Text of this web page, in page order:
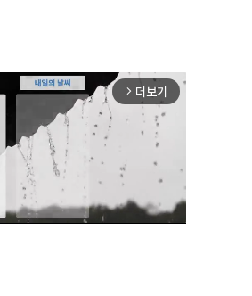
arrow_forward_ios 더보기